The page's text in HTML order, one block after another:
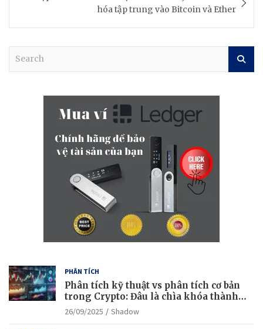
hóa tập trung vào Bitcoin và Ether
PHÂN TÍCH
Phân tích kỹ thuật vs phân tích cơ bản
trong Crypto: Đâu là chìa khóa thành
công?
26/09/2025 Shadow